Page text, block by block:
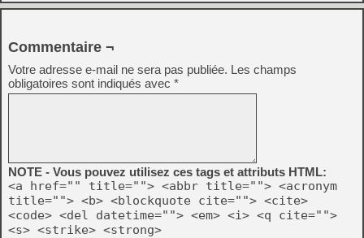
Commentaire ¬
Votre adresse e-mail ne sera pas publiée. Les champs
obligatoires sont indiqués avec *
NOTE - Vous pouvez utilisez ces tags et attributs HTML:
<a href="" title=""> <abbr title=""> <acronym
title=""> <b> <blockquote cite=""> <cite>
<code> <del datetime=""> <em> <i> <q cite="">
<s> <strike> <strong>